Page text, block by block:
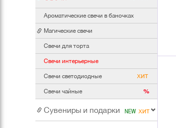
Ароматические свечи в баночках
Магические свечи
Свечи для торта
Свечи интерьерные
Свечи светодиодные
Свечи чайные
Сувениры и подарки
Артикул: 016442